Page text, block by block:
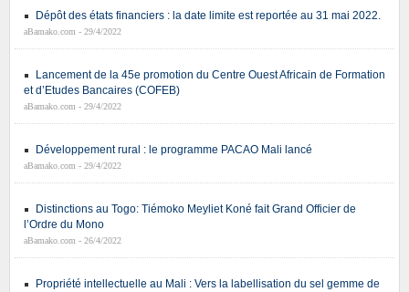
Dépôt des états financiers : la date limite est reportée au 31 mai 2022.
aBamako.com - 29/4/2022
Lancement de la 45e promotion du Centre Ouest Africain de Formation
et d’Etudes Bancaires (COFEB)
aBamako.com - 29/4/2022
Développement rural : le programme PACAO Mali lancé
aBamako.com - 29/4/2022
Distinctions au Togo: Tiémoko Meyliet Koné fait Grand Officier de
l’Ordre du Mono
aBamako.com - 26/4/2022
Propriété intellectuelle au Mali : Vers la labellisation du sel gemme de